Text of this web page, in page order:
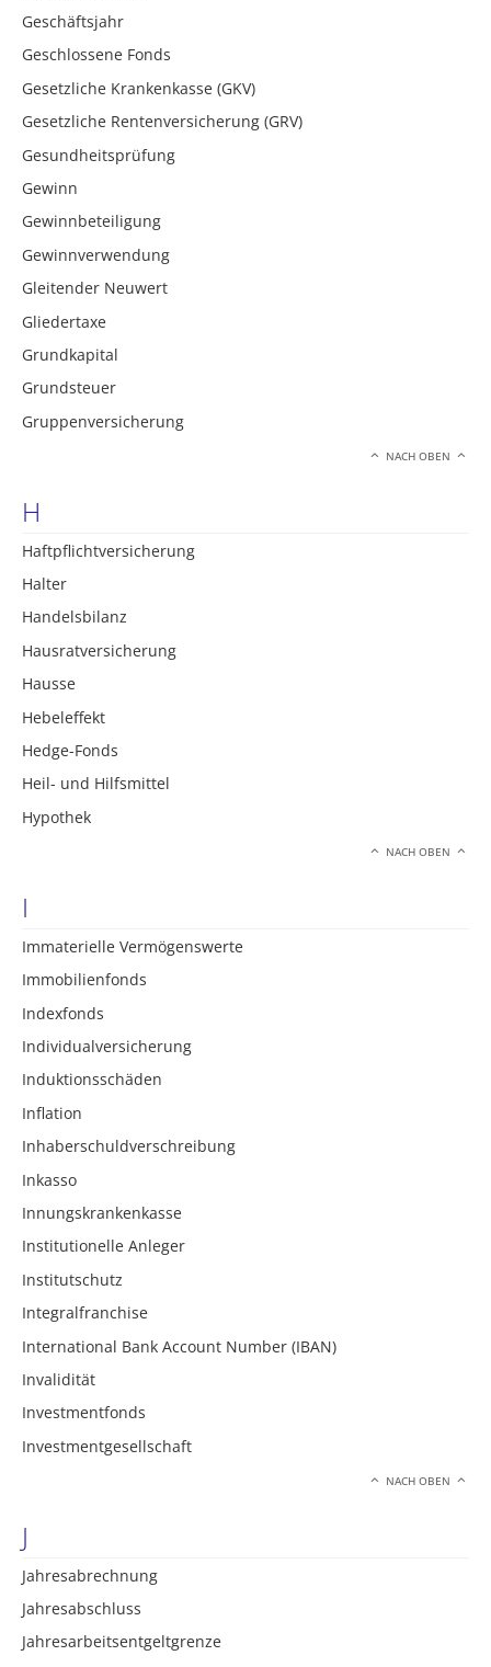
Geschäftsjahr
Geschlossene Fonds
Gesetzliche Krankenkasse (GKV)
Gesetzliche Rentenversicherung (GRV)
Gesundheitsprüfung
Gewinn
Gewinnbeteiligung
Gewinnverwendung
Gleitender Neuwert
Gliedertaxe
Grundkapital
Grundsteuer
Gruppenversicherung
NACH OBEN
H
Haftpflichtversicherung
Halter
Handelsbilanz
Hausratversicherung
Hausse
Hebeleffekt
Hedge-Fonds
Heil- und Hilfsmittel
Hypothek
NACH OBEN
I
Immaterielle Vermögenswerte
Immobilienfonds
Indexfonds
Individualversicherung
Induktionsschäden
Inflation
Inhaberschuldverschreibung
Inkasso
Innungskrankenkasse
Institutionelle Anleger
Institutschutz
Integralfranchise
International Bank Account Number (IBAN)
Invalidität
Investmentfonds
Investmentgesellschaft
NACH OBEN
J
Jahresabrechnung
Jahresabschluss
Jahresarbeitsentgeltgrenze